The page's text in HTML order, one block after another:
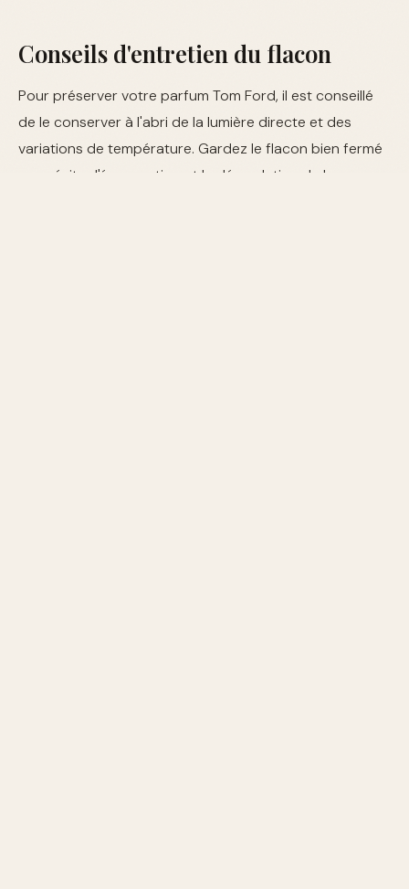
Conseils d'entretien du flacon
Pour préserver votre parfum Tom Ford, il est conseillé
de le conserver à l'abri de la lumière directe et des
variations de température. Gardez le flacon bien fermé
pour éviter l'évaporation et la dégradation de la